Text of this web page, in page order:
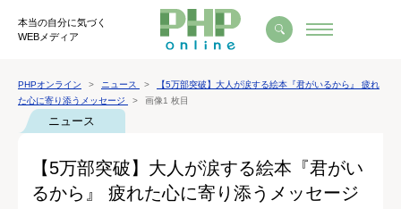
本当の自分に気づく
WEBメディア
PHPオンライン ニュース
【5万部突破】大人が涙する絵本『君がいるから』 疲れ
た心に寄り添うメッセージ
画像1 枚目
ニュース
【5万部突破】大人が涙する絵本『君がい
るから』 疲れた心に寄り添うメッセージ